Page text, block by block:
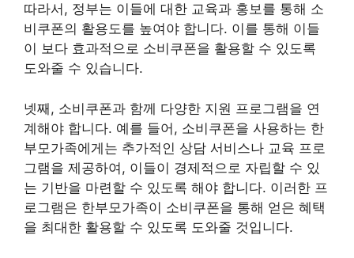
따라서, 정부는 이들에 대한 교육과 홍보를 통해 소
비쿠폰의 활용도를 높여야 합니다. 이를 통해 이들
이 보다 효과적으로 소비쿠폰을 활용할 수 있도록
도와줄 수 있습니다.
넷째, 소비쿠폰과 함께 다양한 지원 프로그램을 연
계해야 합니다. 예를 들어, 소비쿠폰을 사용하는 한
부모가족에게는 추가적인 상담 서비스나 교육 프로
그램을 제공하여, 이들이 경제적으로 자립할 수 있
는 기반을 마련할 수 있도록 해야 합니다. 이러한 프
로그램은 한부모가족이 소비쿠폰을 통해 얻은 혜택
을 최대한 활용할 수 있도록 도와줄 것입니다.